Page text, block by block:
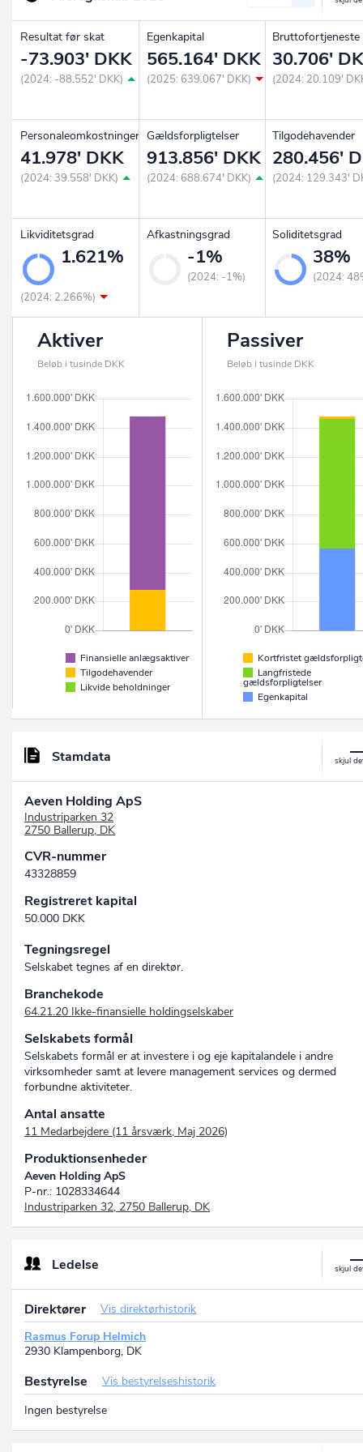
Resultat før skat
-73.903' DKK
(2024: -88.552' DKK)
Egenkapital
565.164' DKK
(2025: 639.067' DKK)
Bruttofortjeneste
30.706'
(2024: 20.109'
Personaleomkostninger
41.978' DKK
(2024: 39.558' DKK)
Gældsforpligtelser
913.856' DKK
(2024: 688.674' DKK)
Tilgodehavender
280.456'
(2024: 129.343'
Likviditetsgrad
1.621%
(2024: 2.266%)
Afkastningsgrad
-1%
(2024: -1%)
Soliditetsgrad
38%
(2024:
Aktiver
Beløb i tusinde DKK
Finansielle anlægsaktiver
Tilgodehavender
Likvide beholdninger
Passiver
Beløb i tusinde DKK
Kortfristet
Langfristede
gældsforpligtelser
Egenkapital
Stamdata
Aeven Holding ApS
Industriparken 32
2750 Ballerup, DK
CVR-nummer
43328859
Registreret kapital
50.000 DKK
Tegningsregel
Selskabet tegnes af en direktør.
Branchekode
64.21.20 Ikke-finansielle holdingselskaber
Selskabets formål
Selskabets formål er at investere i og eje kapitalandele i andre
virksomheder samt at levere management services og dermed
forbundne aktiviteter.
Antal ansatte
11 Medarbejdere (11 årsværk, Maj 2026)
Produktionsenheder
Aeven Holding ApS
P-nr.: 1028334644
Industriparken 32, 2750 Ballerup, DK
Ledelse
Direktører
Vis direktørhistorik
Rasmus Forup Helmich
2930 Klampenborg, DK
Bestyrelse
Vis bestyrelseshistorik
Ingen bestyrelse